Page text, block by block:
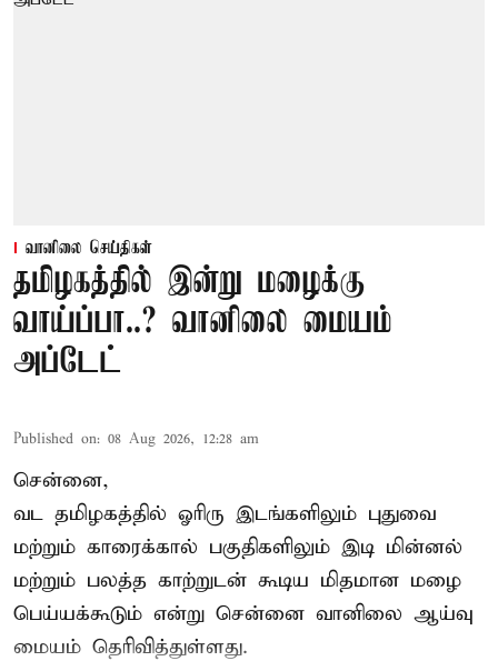
வானிலை செய்திகள்
தமிழகத்தில் இன்று மழைக்கு
வாய்ப்பா..? வானிலை மையம்
அப்டேட்
Published on: 08 Aug 2026, 12:28 am
சென்னை,
வட தமிழகத்தில் ஓரிரு இடங்களிலும் புதுவை
மற்றும் காரைக்கால் பகுதிகளிலும் இடி மின்னல்
மற்றும் பலத்த காற்றுடன் கூடிய மிதமான மழை
பெய்யக்கூடும் என்று சென்னை வானிலை ஆய்வு
மையம் தெரிவித்துள்ளது.